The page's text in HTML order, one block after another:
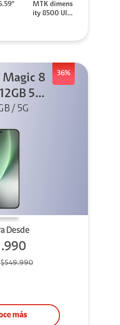
MTK dimens
ity 8500 Ultr
36%
Magic 8
5G
/ 5G
Desde
$549.990
más